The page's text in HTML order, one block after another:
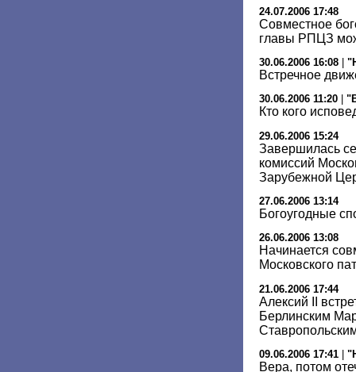
24.07.2006 17:48
Совместное
главы РПЦЗ
30.06.2006 16:08
Встречное
30.06.2006 11:20
Кто кого
29.06.2006 15:24
Завершилась
комиссий
Зарубежной
27.06.2006 13:14
Богоугодные
26.06.2006 13:08
Начинается
Московского
21.06.2006 17:44
Алексий II
Берлинским
09.06.2006 17:41
Вера, потом